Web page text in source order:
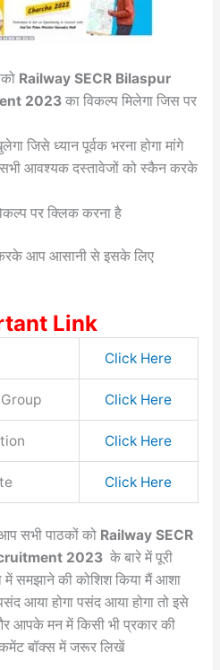
Railway SECR Bilaspur
2023 का विकल्प मिलेगा जिस पर
जिसे ध्यान पूर्वक भरना होगा मांगे
सभी आवश्यक दस्तावेजों को स्कैन करके
पर क्लिक करना है
करके आप आसानी से इसके लिए
Link
Click Here
Click Here
Click Here
Click Here
सभी पाठकों को Railway SECR
2023 के बारे में पूरी
समझाने की कोशिश किया मैं आशा
आया होगा पसंद आया होगा तो इसे
आपके मन में किसी भी प्रकार की
कमेंट बॉक्स में जरूर लिखें